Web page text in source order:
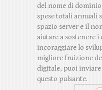
del nome di
spese totali annuali
spazio server e il
aiutare a sostenere
incoraggiare lo
migliore fruizione
digitale, puoi
questo pulsante.